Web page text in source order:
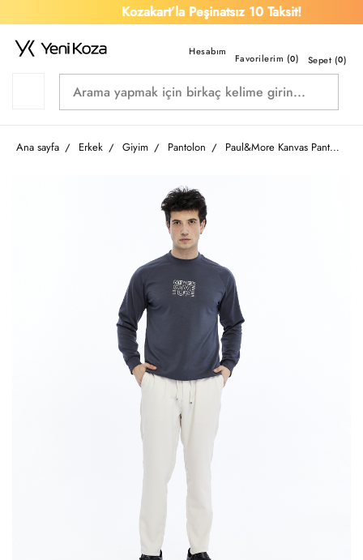
Kozakart’la Peşinatsız 10 Taksit!
Favorilerim (0) Sepet (0)
Ana sayfa Erkek Giyim Pantolon Paul&More Kanvas Pantolon Diamond Erkek